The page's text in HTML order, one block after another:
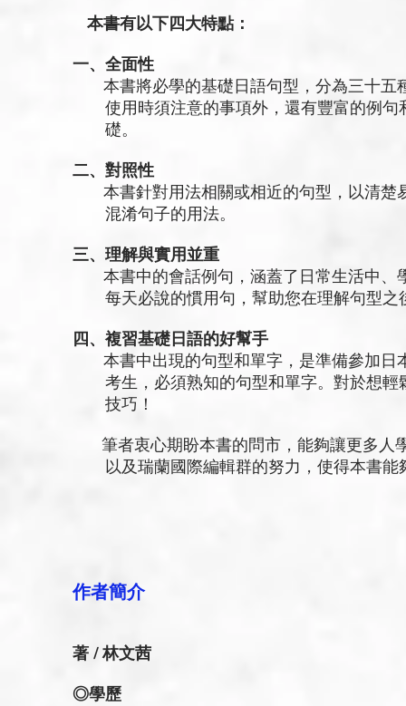
本書有以下四大特點：
一、全面性
本書將必學的基礎日語句型，分為三十五
使用時須注意的事項外，還有豐富的例句
礎。
二、對照性
本書針對用法相關或相近的句型，以清楚
混淆句子的用法。
三、理解與實用並重
本書中的會話例句，涵蓋了日常生活中、
每天必說的慣用句，幫助您在理解句型之
四、複習基礎日語的好幫手
本書中出現的句型和單字，是準備參加日
考生，必須熟知的句型和單字。對於想輕
技巧！
筆者衷心期盼本書的問市，能夠讓更多人
以及瑞蘭國際編輯群的努力，使得本書能
作者簡介
著 / 林文茜
◎學歷